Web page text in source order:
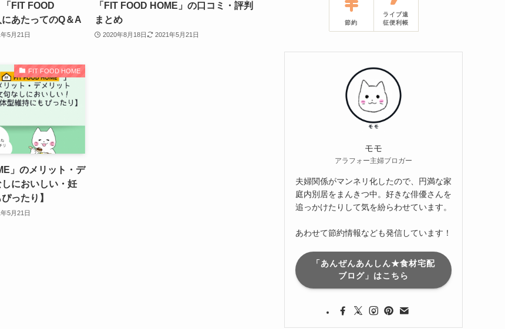
「FIT FOOD
あたってのQ＆A
5月21日
「FIT FOOD HOME」の口コミ・評判
まとめ
2020年8月18日 2021年5月21日
FIT FOOD HOME
」のメリット・デ
においしい・妊
ったり】
5月21日
節約
ライブ遠
征便利帳
モモ
アラフォー主婦ブロガー
夫婦関係がマンネリ化したので、円満な家
庭内別居をまんきつ中。好きな俳優さんを
追っかけたりして気を紛らわせています。
あわせて節約情報なども発信しています！
「あんぜんあんしん★食材宅配
ブログ」はこちら